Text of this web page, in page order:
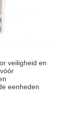
veiligheid en
eenheden